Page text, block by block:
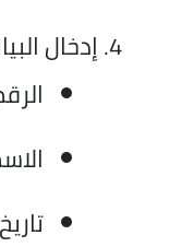
إدخال